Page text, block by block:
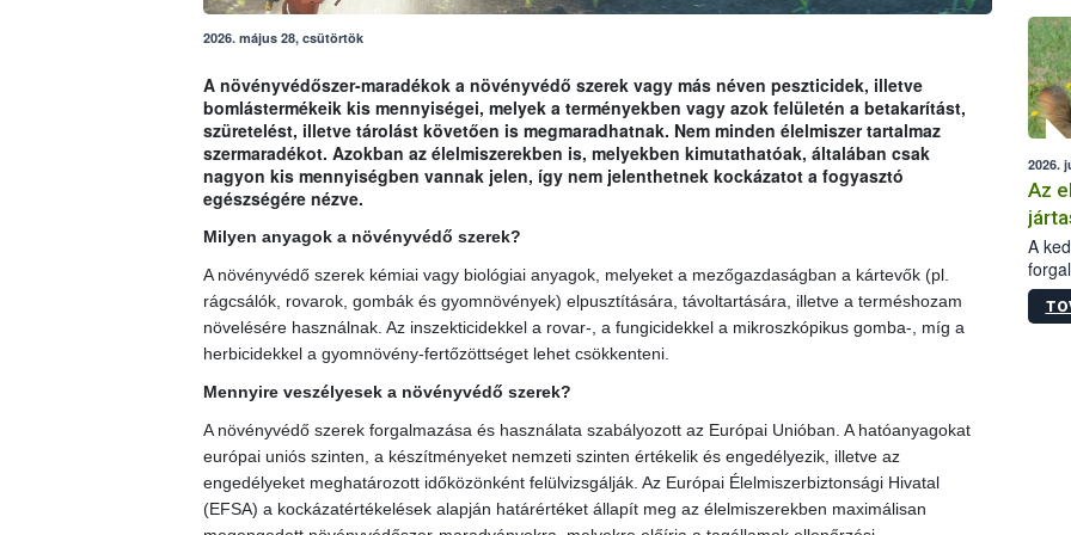
2026. május 28, csütörtök
A növényvédőszer-maradékok a növényvédő szerek vagy más néven peszticidek, illetve
bomlástermékeik kis mennyiségei, melyek a terményekben vagy azok felületén a betakarítást,
szüretelést, illetve tárolást követően is megmaradhatnak. Nem minden élelmiszer tartalmaz
szermaradékot. Azokban az élelmiszerekben is, melyekben kimutathatóak, általában csak
nagyon kis mennyiségben vannak jelen, így nem jelenthetnek kockázatot a fogyasztó
egészségére nézve.
Milyen anyagok a növényvédő szerek?
A növényvédő szerek kémiai vagy biológiai anyagok, melyeket a mezőgazdaságban a kártevők (pl.
rágcsálók, rovarok, gombák és gyomnövények) elpusztítására, távoltartására, illetve a terméshozam
növelésére használnak. Az inszekticidekkel a rovar-, a fungicidekkel a mikroszkópikus gomba-, míg a
herbicidekkel a gyomnövény-fertőzöttséget lehet csökkenteni.
Mennyire veszélyesek a növényvédő szerek?
A növényvédő szerek forgalmazása és használata szabályozott az Európai Unióban. A hatóanyagokat
európai uniós szinten, a készítményeket nemzeti szinten értékelik és engedélyezik, illetve az
engedélyeket meghatározott időközönként felülvizsgálják. Az Európai Élelmiszerbiztonsági Hivatal
(EFSA) a kockázatértékelések alapján határértéket állapít meg az élelmiszerekben maximálisan
2026.
Az
A